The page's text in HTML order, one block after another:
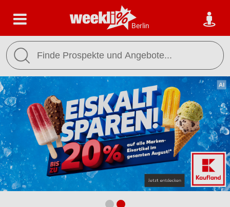
Berlin